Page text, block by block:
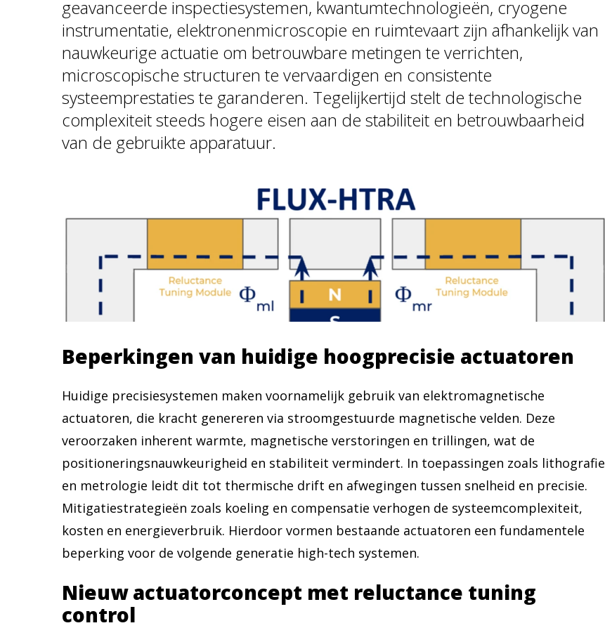
geavanceerde inspectiesystemen, kwantumtechnologieën, cryogene
instrumentatie, elektronenmicroscopie en ruimtevaart zijn afhankelijk van
nauwkeurige actuatie om betrouwbare metingen te verrichten,
microscopische structuren te vervaardigen en consistente
systeemprestaties te garanderen. Tegelijkertijd stelt de technologische
complexiteit steeds hogere eisen aan de stabiliteit en betrouwbaarheid
van de gebruikte apparatuur.
Beperkingen van huidige hoogprecisie actuatoren
Huidige precisiesystemen maken voornamelijk gebruik van elektromagnetische
actuatoren, die kracht genereren via stroomgestuurde magnetische velden. Deze
veroorzaken inherent warmte, magnetische verstoringen en trillingen, wat de
positioneringsnauwkeurigheid en stabiliteit vermindert. In toepassingen zoals lithografie
en metrologie leidt dit tot thermische drift en afwegingen tussen snelheid en precisie.
Mitigatiestrategieën zoals koeling en compensatie verhogen de systeemcomplexiteit,
kosten en energieverbruik. Hierdoor vormen bestaande actuatoren een fundamentele
beperking voor de volgende generatie high-tech systemen.
Nieuw actuatorconcept met reluctance tuning
control